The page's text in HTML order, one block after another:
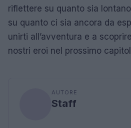
riflettere su quanto sia
su quanto ci sia ancora da
unirti all’avventura e a
nostri eroi nel prossimo
AUTORE
Staff